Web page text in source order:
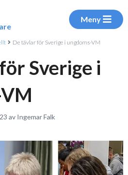
Meny
De tävlar för Sverige i ungdoms-VM
Sverige i
av Ingemar Falk